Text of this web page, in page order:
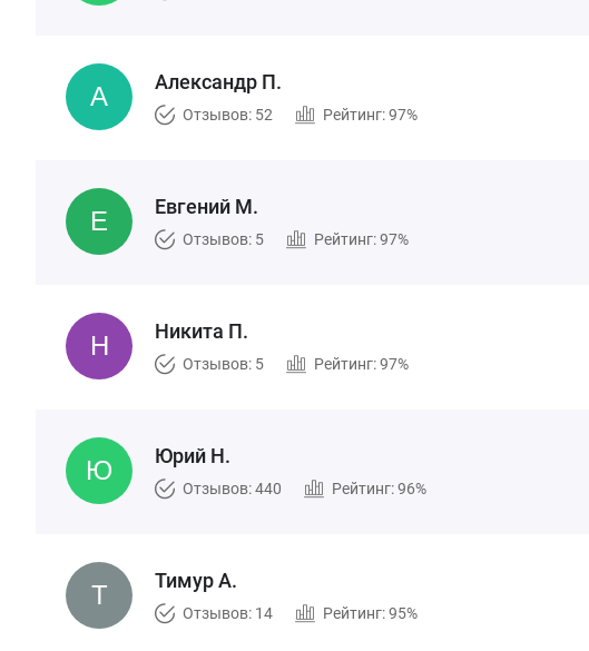
Александр П.
Отзывов: 52 Рейтинг: 97%
Евгений М.
Отзывов: 5 Рейтинг: 97%
Никита П.
Отзывов: 5 Рейтинг: 97%
Юрий Н.
Отзывов: 440 Рейтинг: 96%
Тимур А.
Отзывов: 14 Рейтинг: 95%